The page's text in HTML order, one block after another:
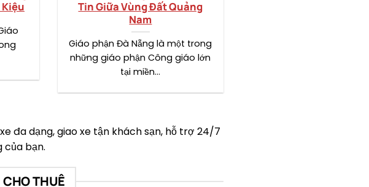
Tin Giữa Vùng Đất Quảng
Nam
Giáo phận Đà Nẵng là một trong
những giáo phận Công giáo lớn
tại miền…
đa dạng, giao xe tận khách sạn, hỗ trợ 24/7
của bạn.
CHO THUÊ